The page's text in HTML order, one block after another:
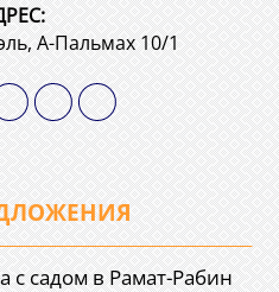
А-Пальмах 10/1
с садом в Рамат-Рабин